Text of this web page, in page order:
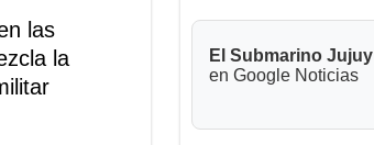
las
la
El Submarino Jujuy
en Google Noticias